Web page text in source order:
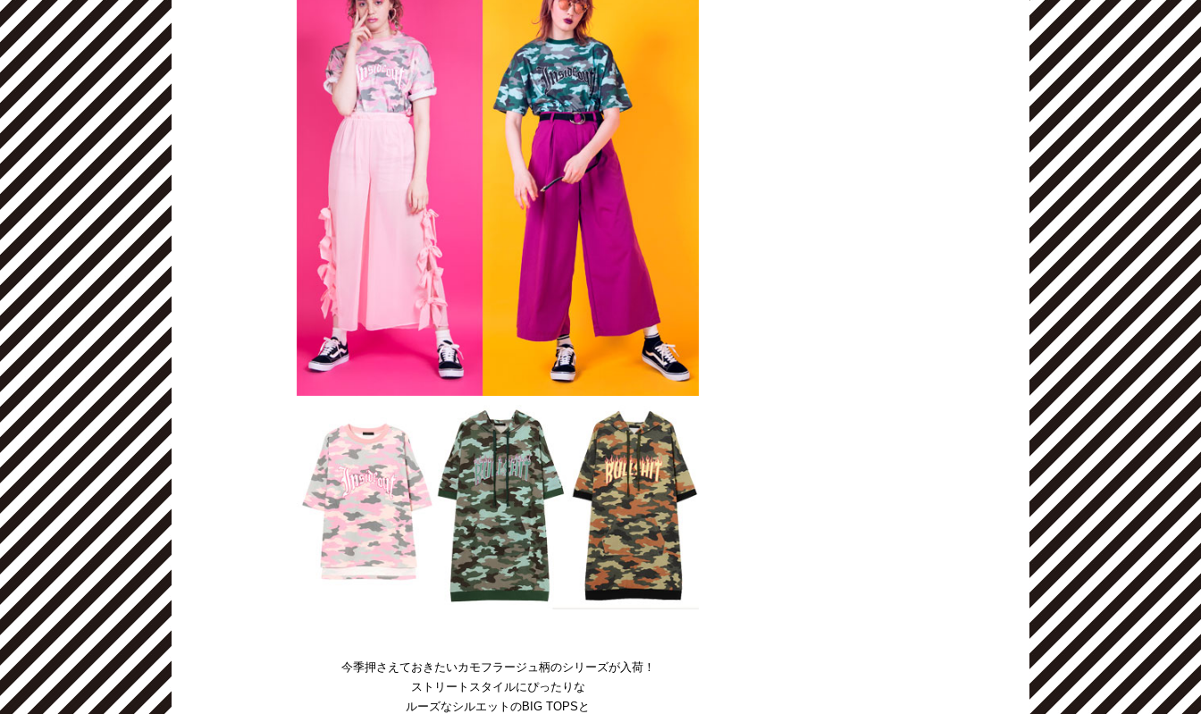
今季押さえておきたいカモフラージュ柄のシリーズが入荷！
ストリートスタイルにぴったりな
ルーズなシルエットのBIG TOPSと